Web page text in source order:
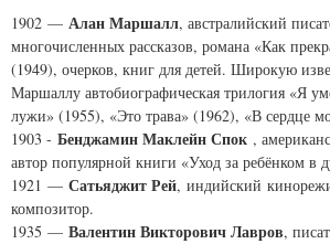
1902 — Алан Маршалл, австралийский
многочисленных рассказов, романа «Как
(1949), очерков, книг для детей. Широкую
Маршаллу автобиографическая трилогия «Я
лужи» (1955), «Это трава» (1962), «В сердце
1903 - Бенджамин Маклейн Спок ,
автор популярной книги «Уход за ребёнком в
1921 — Сатьяджит Рей, индийский
композитор.
1935 — Валентин Викторович Лавров,